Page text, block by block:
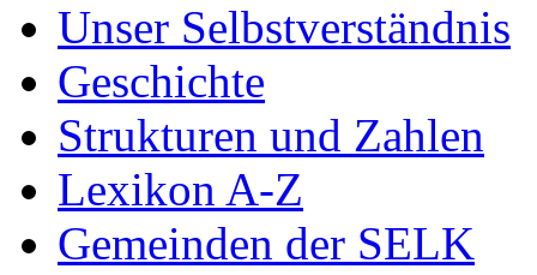
Unser Selbstverständnis
Geschichte
Strukturen und Zahlen
Lexikon A-Z
Gemeinden der SELK